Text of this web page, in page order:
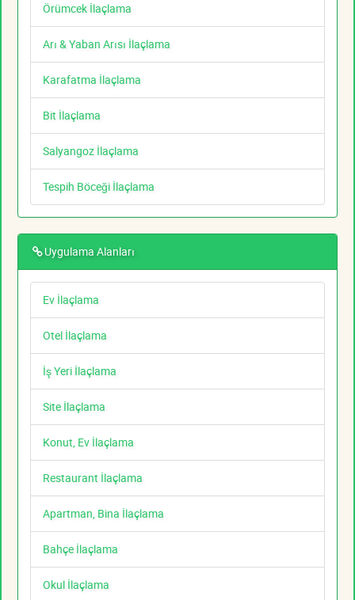
Örümcek İlaçlama
Arı & Yaban Arısı İlaçlama
Karafatma İlaçlama
Bit İlaçlama
Salyangoz İlaçlama
Tespih Böceği İlaçlama
Uygulama Alanları
Ev İlaçlama
Otel İlaçlama
İş Yeri İlaçlama
Site İlaçlama
Konut, Ev İlaçlama
Restaurant İlaçlama
Apartman, Bina İlaçlama
Bahçe İlaçlama
Okul İlaçlama